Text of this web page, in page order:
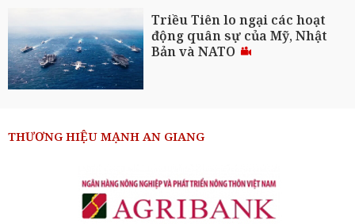
Triều Tiên lo ngại các hoạt
động quân sự của Mỹ, Nhật
Bản và NATO
THƯƠNG HIỆU MẠNH AN GIANG